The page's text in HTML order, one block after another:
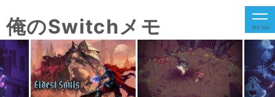
俺のSwitchメモ MENU